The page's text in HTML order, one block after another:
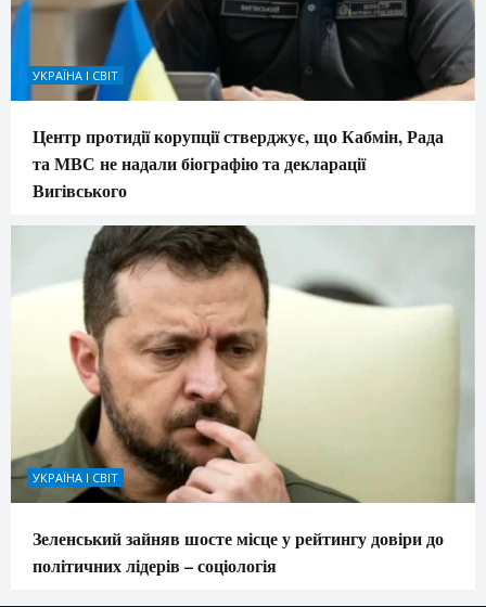
УКРАЇНА І СВІТ
Центр протидії корупції стверджує, що Кабмін, Рада
та МВС не надали біографію та декларації
Вигівського
УКРАЇНА І СВІТ
Зеленський зайняв шосте місце у рейтингу довіри до
політичних лідерів – соціологія